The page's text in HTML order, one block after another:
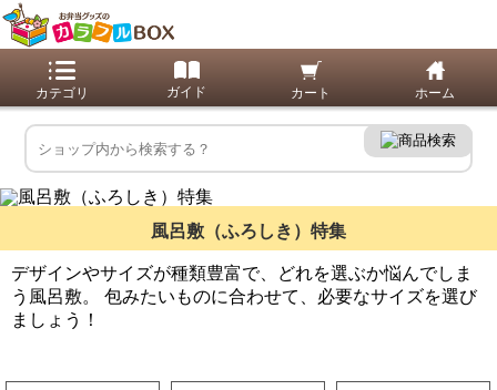
風呂敷（ふろしき）特集
デザインやサイズが種類豊富で、どれを選ぶか悩んでしま
う風呂敷。
包みたいものに合わせて、必要なサイズを選び
ましょう！